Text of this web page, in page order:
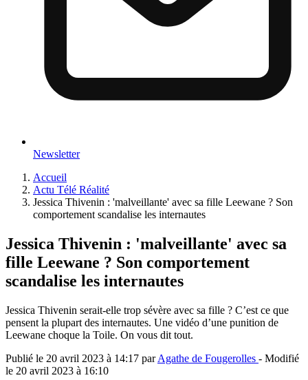
Newsletter
Accueil
Actu Télé Réalité
Jessica Thivenin : 'malveillante' avec sa fille Leewane ? Son
comportement scandalise les internautes
Jessica Thivenin : 'malveillante' avec sa
fille Leewane ? Son comportement
scandalise les internautes
Jessica Thivenin serait-elle trop sévère avec sa fille ? C’est ce que
pensent la plupart des internautes. Une vidéo d’une punition de
Leewane choque la Toile. On vous dit tout.
Publié le 20 avril 2023 à 14:17 parAgathe de Fougerolles - Modifié
le 20 avril 2023 à 16:10